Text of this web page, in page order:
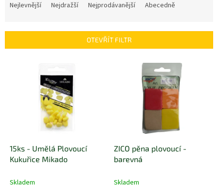
í
Nejlevnější Nejdražší Nejprodávanější Abecedně
OTEVŘÍT FILTR
15ks - Umělá Plovoucí
Kukuřice Mikado
Skladem
ZICO pěna plovoucí -
barevná
Skladem